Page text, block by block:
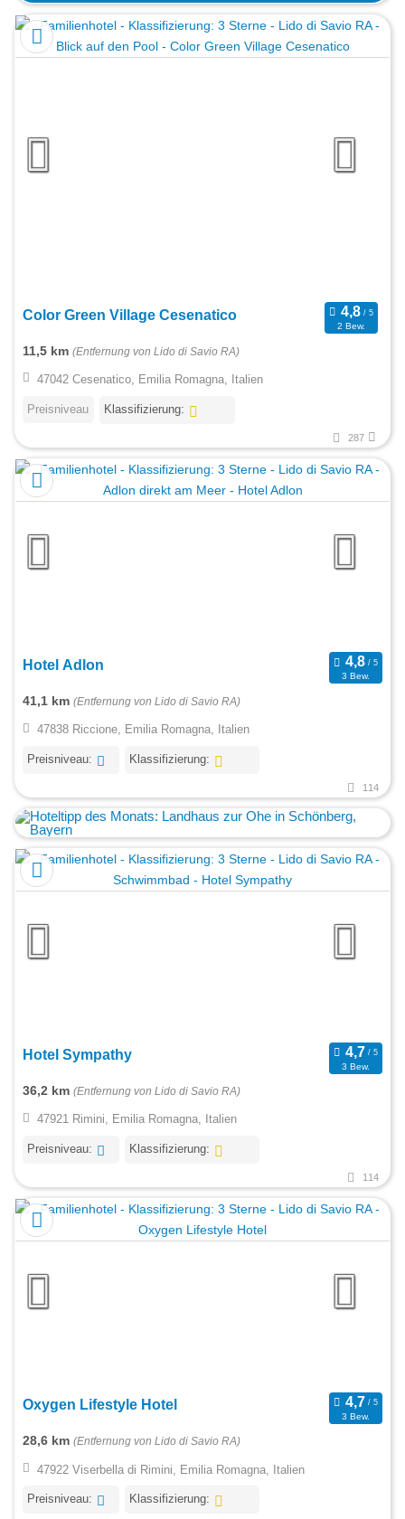
Color Green Village Cesenatico
2 Bew.
11,5 km (Entfernung von Lido di Savio RA)
47042 Cesenatico, Emilia Romagna, Italien
Preisniveau Klassifizierung:
287
Hotel Adlon
3 Bew.
41,1 km (Entfernung von Lido di Savio RA)
47838 Riccione, Emilia Romagna, Italien
Preisniveau: Klassifizierung:
114
Hotel Sympathy
3 Bew.
36,2 km (Entfernung von Lido di Savio RA)
47921 Rimini, Emilia Romagna, Italien
Preisniveau: Klassifizierung:
114
Oxygen Lifestyle Hotel
3 Bew.
28,6 km (Entfernung von Lido di Savio RA)
47922 Viserbella di Rimini, Emilia Romagna, Italien
Preisniveau: Klassifizierung: